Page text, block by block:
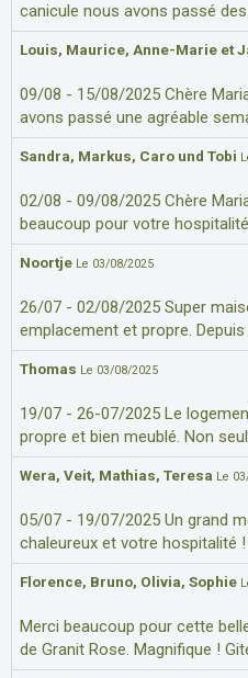
canicule nous avons passé
Louis, Maurice, Anne-Marie et
09/08 - 15/08/2025 Chère
avons passé une agréable
Sandra, Markus, Caro und Tobi
02/08 - 09/08/2025 Chère
beaucoup pour votre
Noortje Le 03/08/2025
26/07 - 02/08/2025 Super
emplacement et propre. Depuis
Thomas Le 03/08/2025
19/07 - 26-07/2025 Le
propre et bien meublé. Non
Wera, Veit, Mathias, Teresa Le
05/07 - 19/07/2025 Un grand
chaleureux et votre hospitalité
Florence, Bruno, Olivia, Sophie
Merci beaucoup pour cette
de Granit Rose. Magnifique !